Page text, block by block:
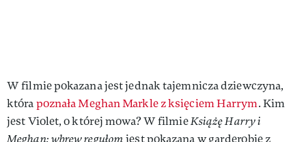
W filmie pokazana jest jednak tajemnicza dziewczyna,
którapoznała Meghan Markle z księciem Harrym. Kim
jest Violet, o której mowa? W filmieKsiążę Harry i
Meghan: wbrew regułomjest pokazana w garderobie z